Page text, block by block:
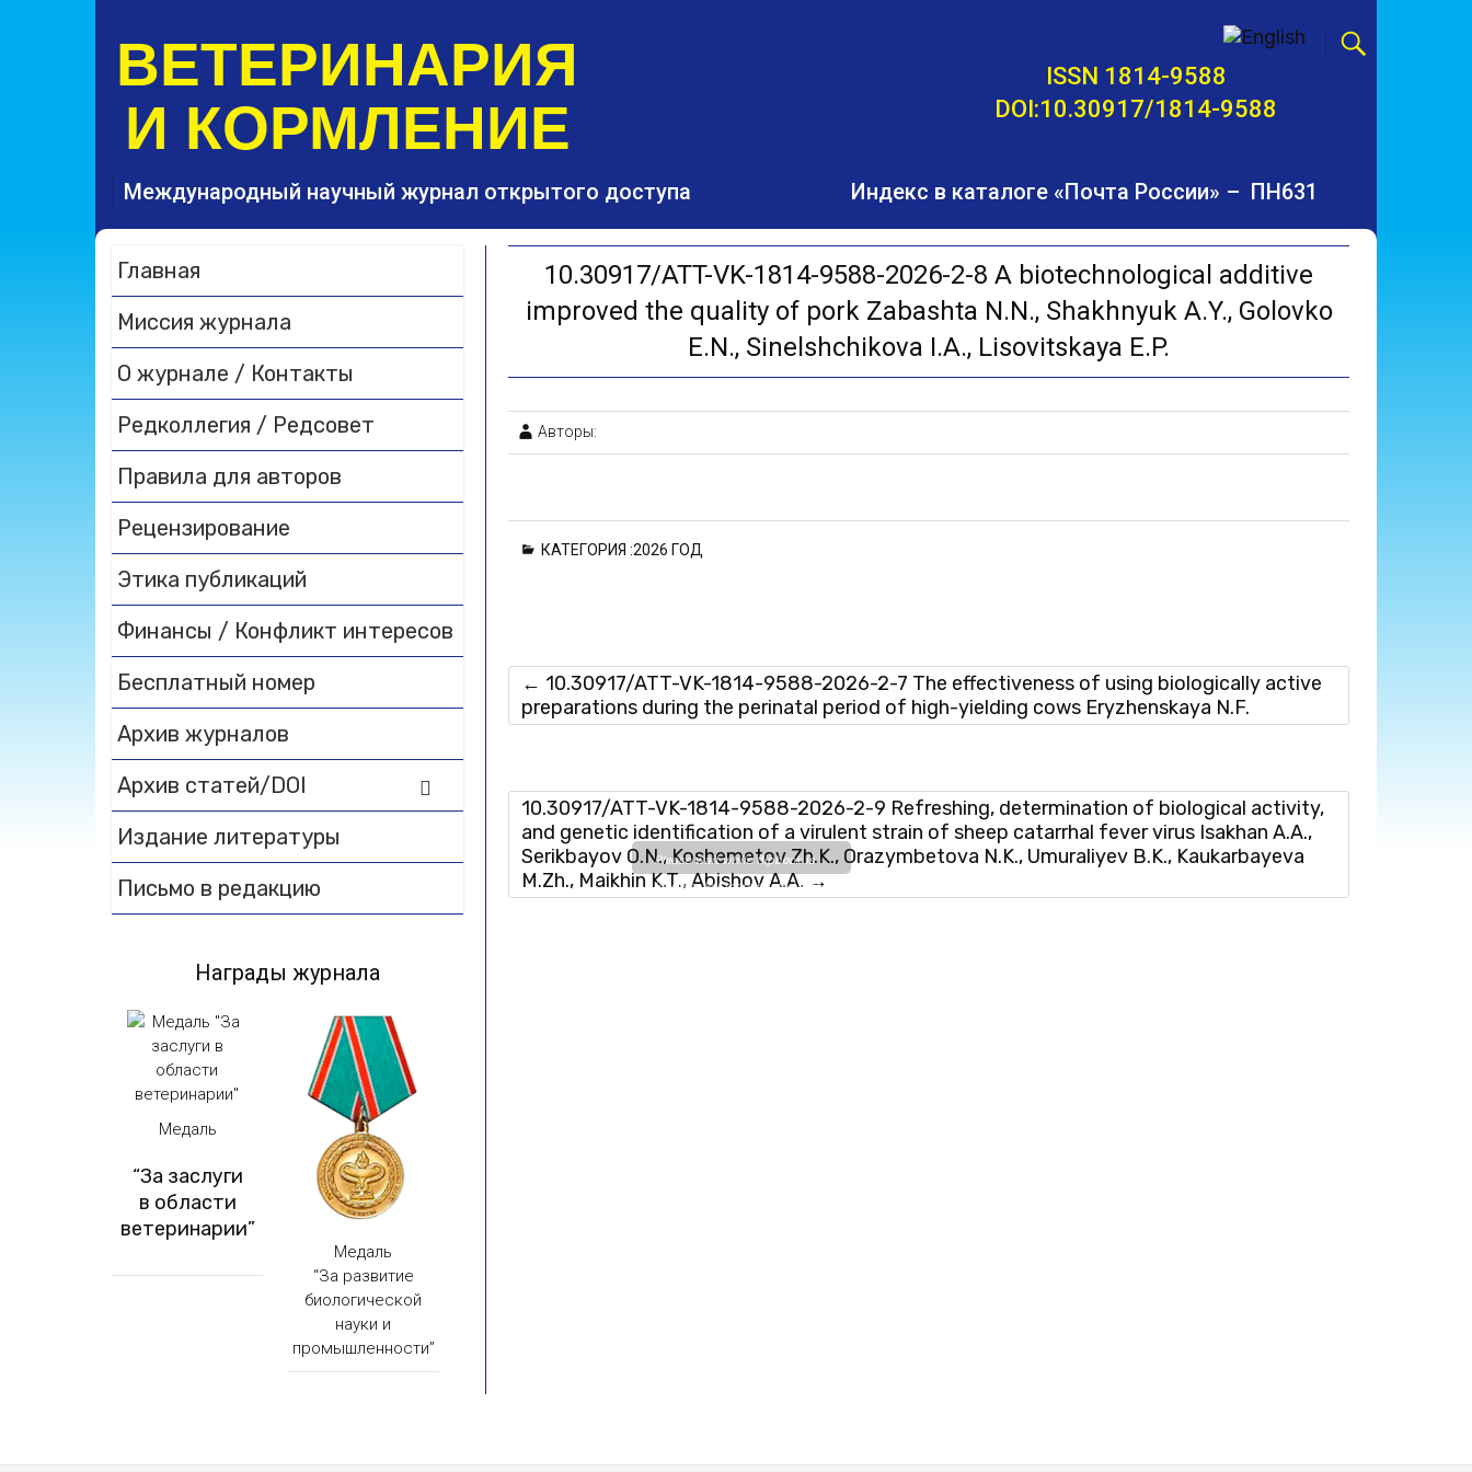
ВЕТЕРИНАРИЯ
И КОРМЛЕНИЕ
Международный научный журнал открытого доступа
ISSN 1814-9588
DOI:10.30917/1814-9588
Индекс в каталоге «Почта России» – ПН631
10.30917/ATT-VK-1814-9588-2026-2-8 A biotechnological additive
improved the quality of pork Zabashta N.N., Shakhnyuk A.Y., Golovko
E.N., Sinelshchikova I.A., Lisovitskaya E.P.
Авторы:
Please wait while flipbook is
loading. For more related info,
КАТЕГОРИЯ :2026 ГОД
← 10.30917/ATT-VK-1814-9588-2026-2-7 The effectiveness of using biologically active
preparations during the perinatal period of high-yielding cows Eryzhenskaya N.F.
10.30917/ATT-VK-1814-9588-2026-2-9 Refreshing, determination of biological activity,
and genetic identification of a virulent strain of sheep catarrhal fever virus Isakhan A.A.,
Serikbayov O.N., Koshemetov Zh.K., Orazymbetova N.K., Umuraliyev B.K., Kaukarbayeva
M.Zh., Maikhin K.T., Abishov А.А.→
Главная
Миссия журнала
О журнале / Контакты
Редколлегия / Редсовет
Правила для авторов
Рецензирование
Этика публикаций
Финансы / Конфликт интересов
Бесплатный номер
Архив журналов
Архив статей/DOI
Издание литературы
Письмо в редакцию
Награды журнала
Медаль
“За заслуги
в области
ветеринарии”
Медаль
“За развитие
биологической
науки и
промышленности”